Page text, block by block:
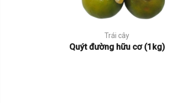
Trái cây
Quýt đường hữu cơ (1kg)